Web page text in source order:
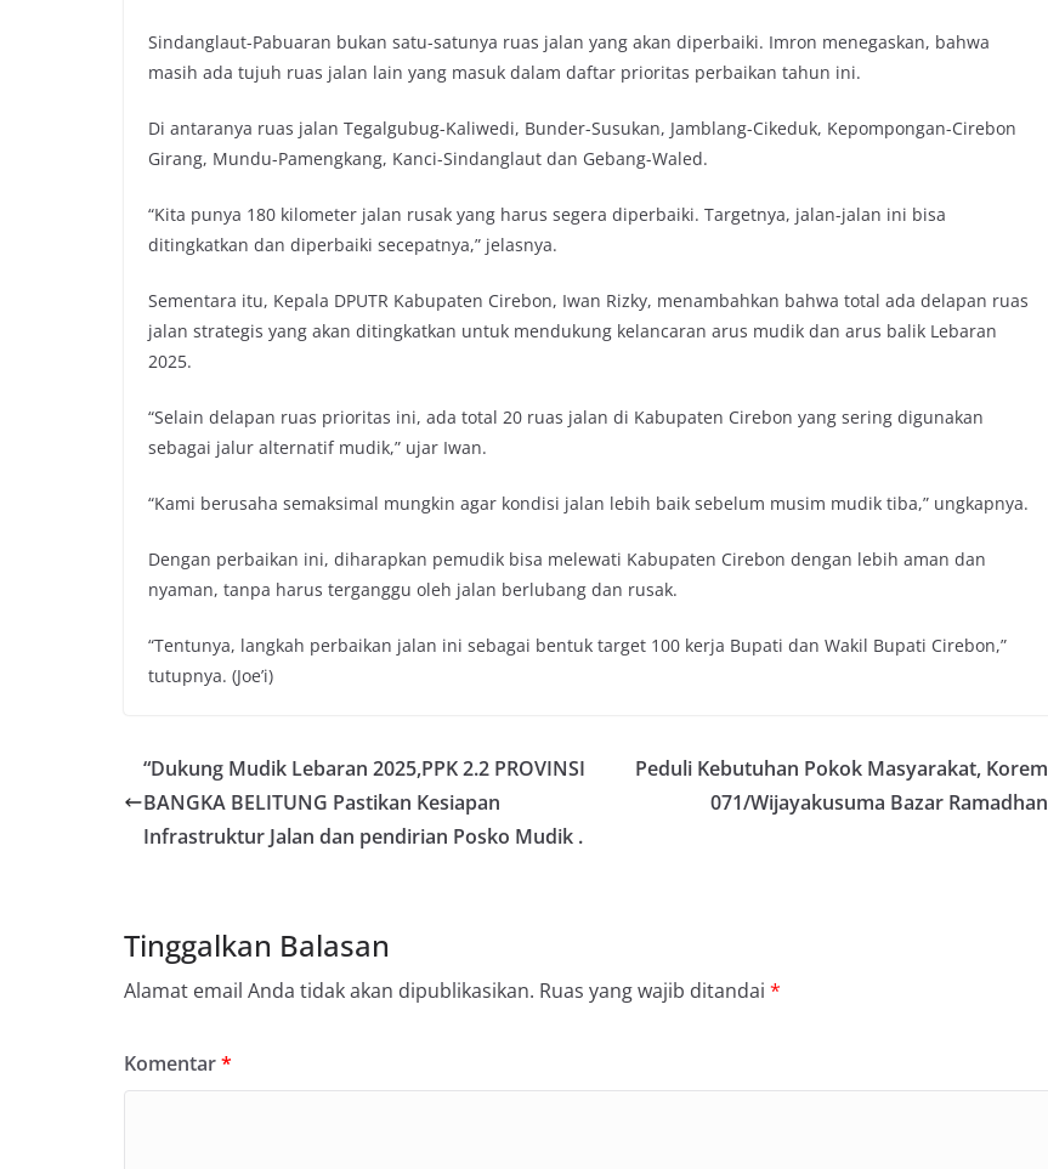
Sindanglaut-Pabuaran bukan satu-satunya ruas jalan yang akan diperbaiki. Imron menegaskan, bahwa
masih ada tujuh ruas jalan lain yang masuk dalam daftar prioritas perbaikan tahun ini.
Di antaranya ruas jalan Tegalgubug-Kaliwedi, Bunder-Susukan, Jamblang-Cikeduk, Kepompongan-Cirebon
Girang, Mundu-Pamengkang, Kanci-Sindanglaut dan Gebang-Waled.
“Kita punya 180 kilometer jalan rusak yang harus segera diperbaiki. Targetnya, jalan-jalan ini bisa
ditingkatkan dan diperbaiki secepatnya,” jelasnya.
Sementara itu, Kepala DPUTR Kabupaten Cirebon, Iwan Rizky, menambahkan bahwa total ada delapan ruas
jalan strategis yang akan ditingkatkan untuk mendukung kelancaran arus mudik dan arus balik Lebaran
2025.
“Selain delapan ruas prioritas ini, ada total 20 ruas jalan di Kabupaten Cirebon yang sering digunakan
sebagai jalur alternatif mudik,” ujar Iwan.
“Kami berusaha semaksimal mungkin agar kondisi jalan lebih baik sebelum musim mudik tiba,” ungkapnya.
Dengan perbaikan ini, diharapkan pemudik bisa melewati Kabupaten Cirebon dengan lebih aman dan
nyaman, tanpa harus terganggu oleh jalan berlubang dan rusak.
“Tentunya, langkah perbaikan jalan ini sebagai bentuk target 100 kerja Bupati dan Wakil Bupati Cirebon,”
tutupnya. (Joe’i)
“Dukung Mudik Lebaran 2025,PPK 2.2 PROVINSI
BANGKA BELITUNG Pastikan Kesiapan
Infrastruktur Jalan dan pendirian Posko Mudik .
Peduli Kebutuhan Pokok Masyarakat, Korem
071/Wijayakusuma Bazar Ramadhan
Tinggalkan Balasan
Alamat email Anda tidak akan dipublikasikan. Ruas yang wajib ditandai *
Komentar*